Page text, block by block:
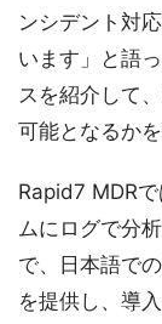
ンシデント対
います」と語
スを紹介して
可能となるかを
Rapid7 MDR
ムにログで分
で、日本語で
を提供し、導